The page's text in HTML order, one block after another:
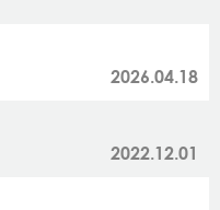
2026.04.18
2022.12.01